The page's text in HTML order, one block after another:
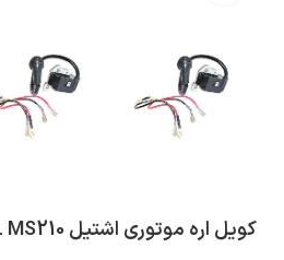
کویل اره موتوری اشتیل STIHL MS210